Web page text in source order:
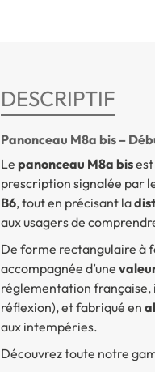
DESCRIPTIF
Panonceau M8a bis –
Le panonceau M8a bisest
prescription signalée par
B6, tout en précisant la
aux usagers de
De forme rectangulaire à
accompagnée d’une
réglementation française,
réflexion), et fabriqué en
aux intempéries.
Découvrez toute notre